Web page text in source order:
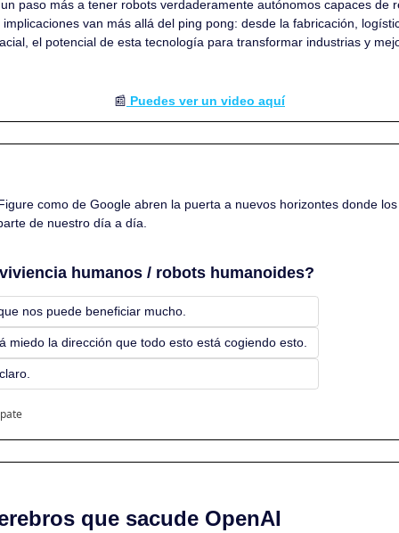
paso más a tener robots verdaderamente autónomos capaces de
van más allá del ping pong: desde la fabricación,
el potencial de esta tecnología para transformar industrias y
📰 Puedes ver un video aquí
como de Google abren la puerta a nuevos horizontes donde
de nuestro día a día.
humanos / robots humanoides?
nos puede beneficiar mucho.
miedo la dirección que todo esto está cogiendo esto.
que sacude OpenAI